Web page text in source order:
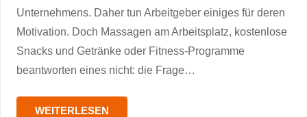
Unternehmens. Daher tun Arbeitgeber einiges für deren
Motivation. Doch Massagen am Arbeitsplatz, kostenlose
Snacks und Getränke oder Fitness-Programme
beantworten eines nicht: die Frage…
WEITERLESEN